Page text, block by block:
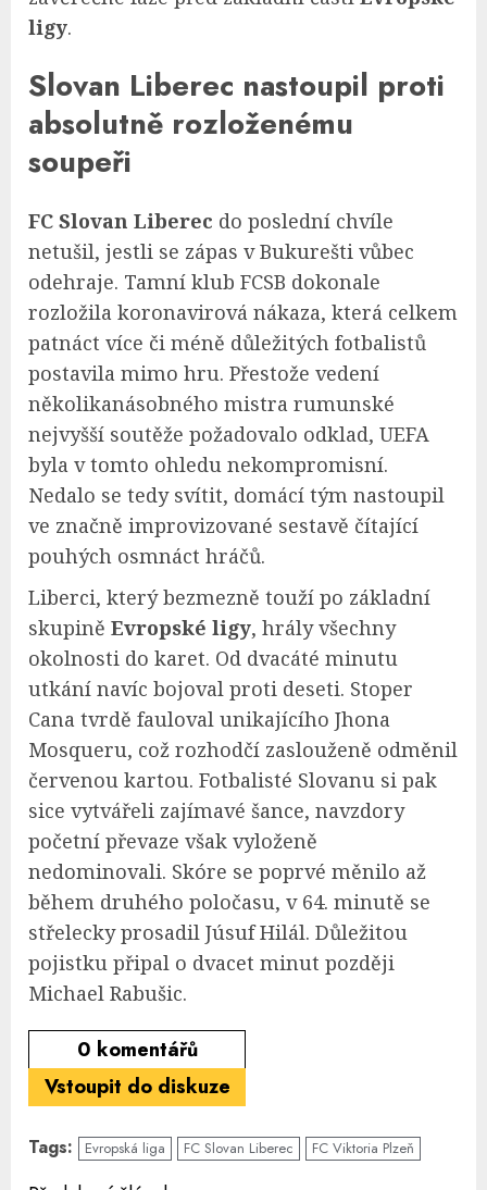
ligy.
Slovan Liberec nastoupil proti
absolutně rozloženému
soupeři
FC Slovan Liberec do poslední chvíle
netušil, jestli se zápas v Bukurešti vůbec
odehraje. Tamní klub FCSB dokonale
rozložila koronavirová nákaza, která celkem
patnáct více či méně důležitých fotbalistů
postavila mimo hru. Přestože vedení
několikanásobného mistra rumunské
nejvyšší soutěže požadovalo odklad, UEFA
byla v tomto ohledu nekompromisní.
Nedalo se tedy svítit, domácí tým nastoupil
ve značně improvizované sestavě čítající
pouhých osmnáct hráčů.
Liberci, který bezmezně touží po základní
skupině Evropské ligy, hrály všechny
okolnosti do karet. Od dvacáté minutu
utkání navíc bojoval proti deseti. Stoper
Cana tvrdě fauloval unikajícího Jhona
Mosqueru, což rozhodčí zaslouženě odměnil
červenou kartou. Fotbalisté Slovanu si pak
sice vytvářeli zajímavé šance, navzdory
početní převaze však vyloženě
nedominovali. Skóre se poprvé měnilo až
během druhého poločasu, v 64. minutě se
střelecky prosadil Júsuf Hilál. Důležitou
pojistku připal o dvacet minut později
Michael Rabušic.
0 komentářů
Vstoupit do diskuze
Tags: Evropská liga FC Slovan Liberec FC Viktoria Plzeň